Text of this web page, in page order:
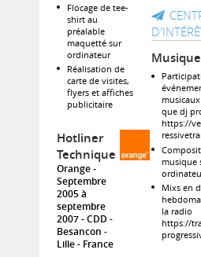
Flocage de tee-
shirt au
préalable
maquetté sur
ordinateur
Réalisation de
carte de visites,
flyers et affiches
publicitaire
Hotliner
Technique
Orange
Septembre
2005 à
septembre
2007 CDD
Besancon -
Lille
France
Musique
que dj
https://
musique
Mixs en
la radio
https://